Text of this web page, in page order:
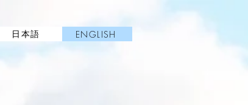
日本語 ENGLISH